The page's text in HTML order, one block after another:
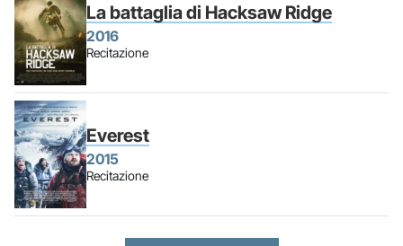
La battaglia di Hacksaw Ridge
2016
Recitazione
Everest
2015
Recitazione